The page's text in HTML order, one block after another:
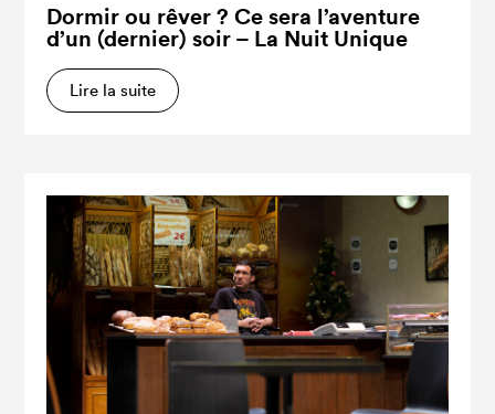
Dormir ou rêver ? Ce sera l’aventure
d’un (dernier) soir – La Nuit Unique
Lire la suite